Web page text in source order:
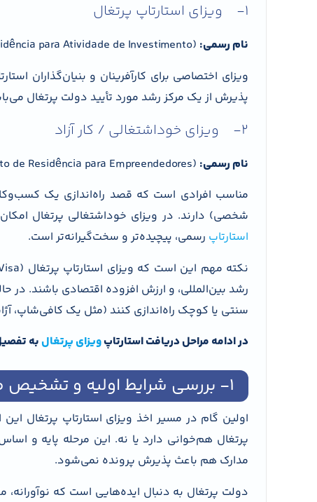
1- ویزای استارتاپ پرتغال
نام رسمی:
ویزای اختصاصی برای کارآفرینان و بنیان‌گذاران
پذیرش از یک مرکز رشد مورد تأیید دولت پرتغال
2- ویزای خوداشتغالی / کار آزاد
نام رسمی:
مناسب افرادی است که قصد راه‌اندازی یک
شخصی) دارند. در ویزای خوداشتغالی پرتغال امکان
استارتاپ رسمی، پیچیده‌تر و سخت‌گیرانه‌تر است.
سنتی یا کوچک راه‌اندازی کنند (مثل یک کافی‌شاپ،
در ادامه مراحل دریافت استارتاپویزای پرتغال به
۱- بررسی شرایط اولیه و تشخیص صلاحیت ایده
اولین گام در مسیر اخذ ویزای استارتاپ پرتغال
پرتغال هم‌خوانی دارد یا نه. این مرحله پایه و
مدارک هم باعث پذیرش پرونده نمی‌شود.
دولت پرتغال به دنبال ایده‌هایی است که نوآورانه،